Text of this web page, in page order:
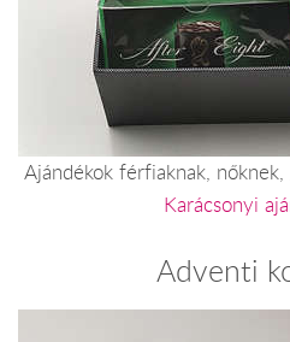
Ajándékok férfiaknak,
Karácsonyi
Adventi